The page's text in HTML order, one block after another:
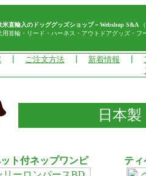
米直輸入のドッググッズショップ－Webshop S&A
用首輪・リード・ハーネス・アウトドアグッズ・
ご注文方法 新着情報
日本
ト付ネップワンピ ティ